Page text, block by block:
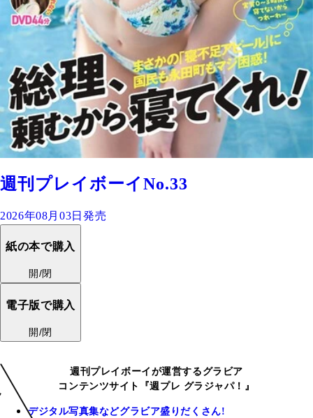
週刊プレイボーイNo.33
2026年08月03日発売
紙の本で購入
開/閉
電子版で購入
開/閉
週刊プレイボーイが運営するグラビア
コンテンツサイト『週プレ グラジャパ！』
デジタル写真集などグラビア盛りだくさん!